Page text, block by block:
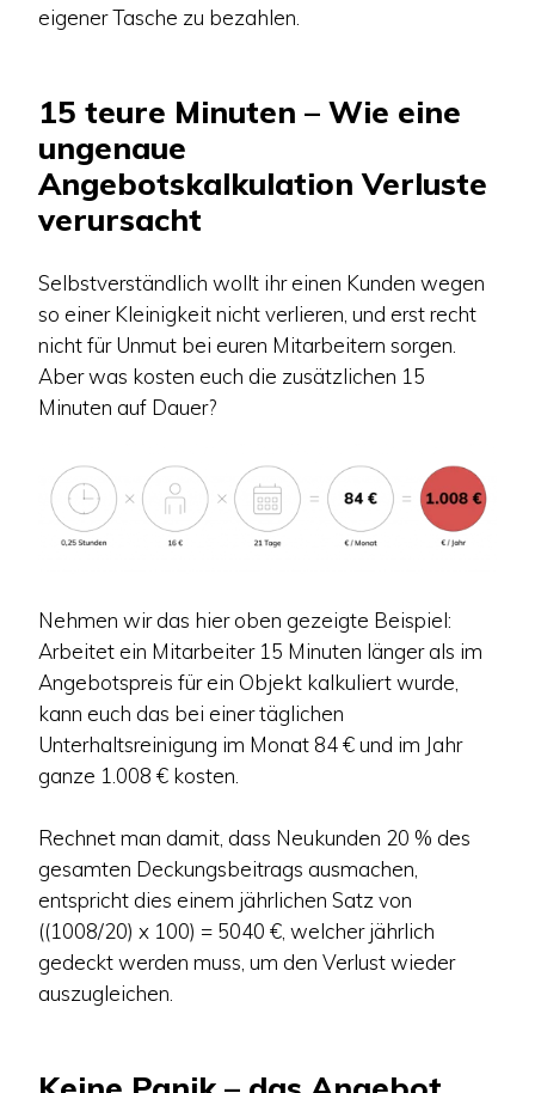
eigener Tasche zu bezahlen.
15 teure Minuten – Wie eine
ungenaue
Angebotskalkulation Verluste
verursacht
Selbstverständlich wollt ihr einen Kunden wegen
so einer Kleinigkeit nicht verlieren, und erst recht
nicht für Unmut bei euren Mitarbeitern sorgen.
Aber was kosten euch die zusätzlichen 15
Minuten auf Dauer?
Nehmen wir das hier oben gezeigte Beispiel:
Arbeitet ein Mitarbeiter 15 Minuten länger als im
Angebotspreis für ein Objekt kalkuliert wurde,
kann euch das bei einer täglichen
Unterhaltsreinigung im Monat 84 € und im Jahr
ganze 1.008 € kosten.
Rechnet man damit, dass Neukunden 20 % des
gesamten Deckungsbeitrags ausmachen,
entspricht dies einem jährlichen Satz von
((1008/20) x 100) = 5040 €, welcher jährlich
gedeckt werden muss, um den Verlust wieder
auszugleichen.